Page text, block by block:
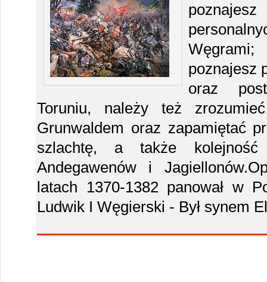
poznajesz
oraz
Toruniu, należy też
Grunwaldem oraz zapamiętać
szlachtę, a także
Andegawenów i
latach 1370-1382 panował w
Ludwik I Węgierski - Był synem